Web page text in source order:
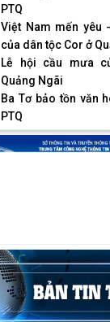
PTQ
Việt Nam mến yêu
của dân tộc Cor ở
Lễ hội cầu mưa
Quảng Ngãi
Ba Tơ bảo tồn văn
PTQ